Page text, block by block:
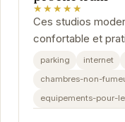
★★★★★
Ces studios
confortable et
d'un
parking internet
chambres-non-
equipements-pour-